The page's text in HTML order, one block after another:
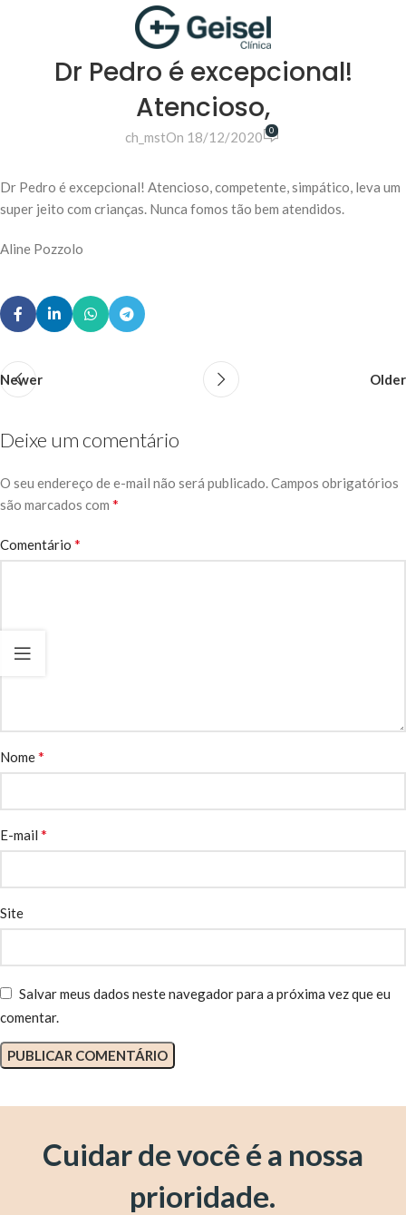
Dr Pedro é excepcional!
Atencioso,
ch_mstOn 18/12/2020 0
Dr Pedro é excepcional! Atencioso, competente, simpático, leva um
super jeito com crianças. Nunca fomos tão bem atendidos.
Aline Pozzolo
Newer Older
Deixe um comentário
O seu endereço de e-mail não será publicado.Campos obrigatórios
são marcados com *
Comentário *
Nome*
E-mail *
Site
Salvar meus dados neste navegador para a próxima vez que eu
comentar.
Cuidar de você é a nossa
prioridade.